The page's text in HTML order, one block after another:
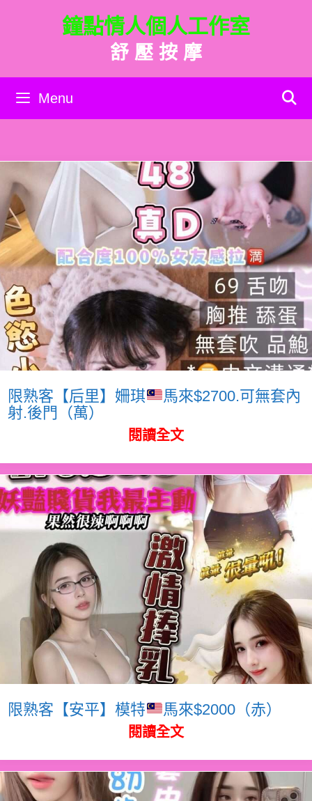
內
鐘點情人個人工作室
舒 壓 按 摩
Menu
限熟客【后里】姍琪
馬來$2700.可無套內
射.後門（萬）
閱讀全文
限熟客【安平】模特 馬來$2000（赤）
閱讀全文